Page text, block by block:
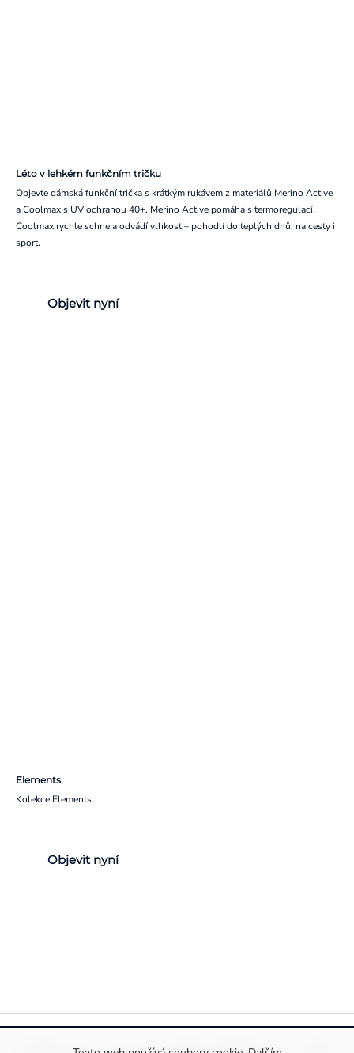
Léto v lehkém funkčním tričku
Objevte dámská funkční trička s krátkým rukávem z materiálů Merino Active
a Coolmax s UV ochranou 40+. Merino Active pomáhá s termoregulací,
Coolmax rychle schne a odvádí vlhkost – pohodlí do teplých dnů, na cesty i
sport.
Objevit nyní
Elements
Kolekce Elements
Objevit nyní
Pravidla ochrany a zpracování osobních údajůInformace o cookies